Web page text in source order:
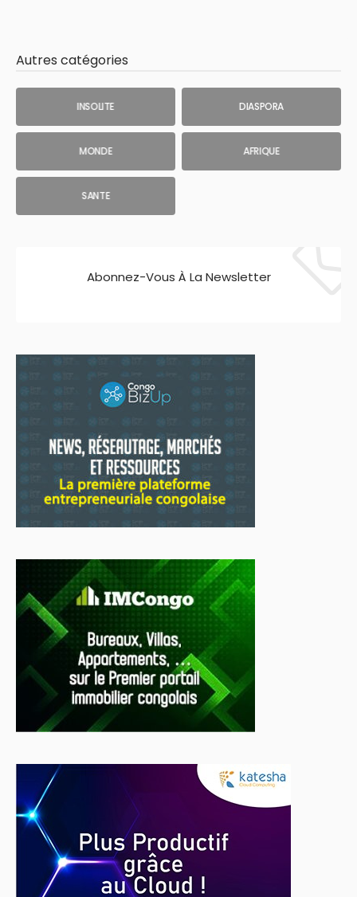
Autres catégories
INSOLITE DIASPORA
MONDE AFRIQUE
SANTE
Abonnez-Vous À La Newsletter